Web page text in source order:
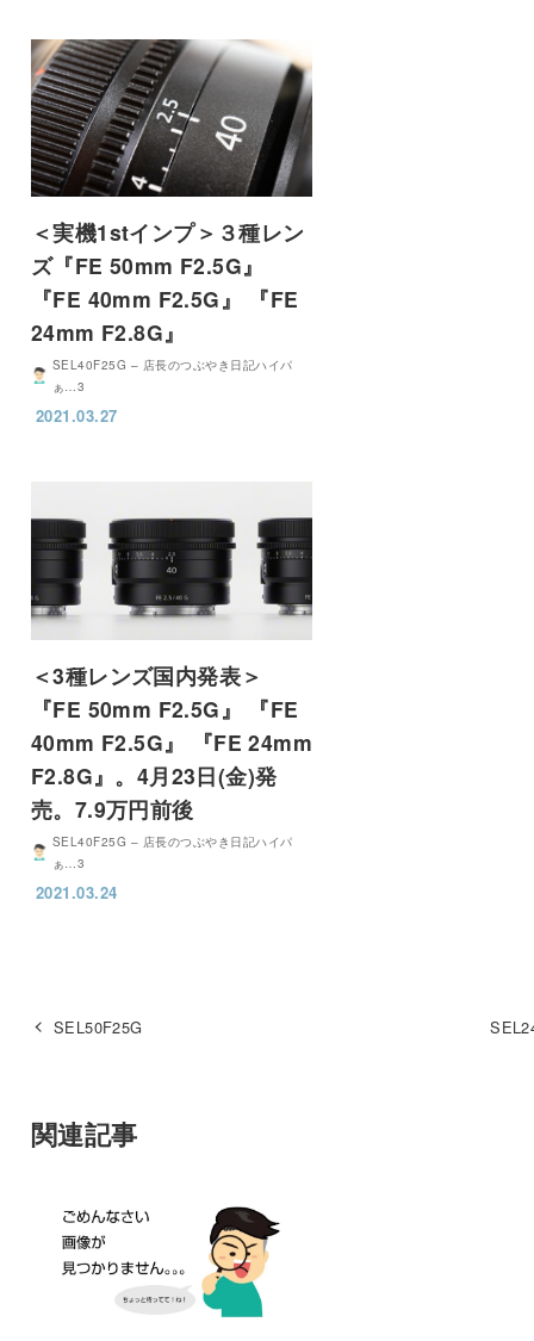
＜実機1stインプ＞３種レン
ズ『FE 50mm F2.5G』
『FE 40mm F2.5G』 『FE
24mm F2.8G』
SEL40F25G – 店長のつぶやき日記ハイパ
ぁ…3
2021.03.27
＜3種レンズ国内発表＞
『FE 50mm F2.5G』 『FE
40mm F2.5G』 『FE 24mm
F2.8G』。4月23日(金)発
売。7.9万円前後
SEL40F25G – 店長のつぶやき日記ハイパ
ぁ…3
2021.03.24
SEL50F25G
関連記事